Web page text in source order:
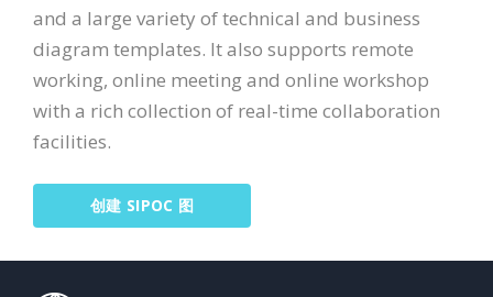
and a large variety of technical and business
diagram templates. It also supports remote
working, online meeting and online workshop
with a rich collection of real-time collaboration
facilities.
创建 SIPOC 图